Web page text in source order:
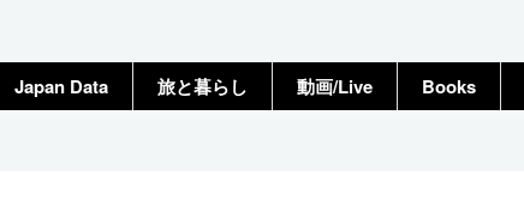
Japan Data 旅と暮らし 動画/Live Books